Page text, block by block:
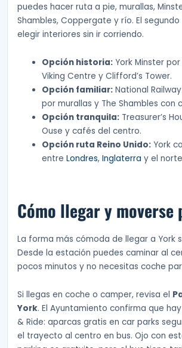
puedes hacer ruta a pie, murallas,
Shambles, Coppergate y río. El
elegir interiores sin ir corriendo.
Opción historia: York Minster
Viking Centre y Clifford’s Tower.
Opción familiar: National
por murallas y The Shambles con
Opción tranquila: Treasurer’s
Ouse y cafés del centro.
Opción ruta Reino Unido: York
entreLondres,Inglaterra y el
Cómo llegar y moverse
La forma más cómoda de llegar a York
Desde la estación puedes caminar al
pocos minutos y no necesitas coche
Si llegas en coche o camper, revisa el
York. El Ayuntamiento confirma que
& Ride: aparcas gratis en car parks
el trayecto al centro en bus. Ojo con